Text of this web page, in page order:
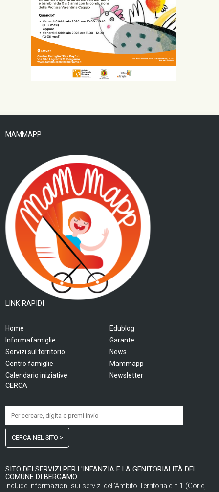
MAMMAPP
LINK RAPIDI
Home
Informafamiglie
Servizi sul territorio
Centro famiglie
Calendario iniziative
Edublog
Garante
News
Mammapp
Newsletter
CERCA
CERCA NEL SITO >
SITO DEI SERVIZI PER L'INFANZIA E LA GENITORIALITÀ DEL
COMUNE DI BERGAMO
Include informazioni sui servizi dell'Ambito Territoriale n.1 (Gorle,